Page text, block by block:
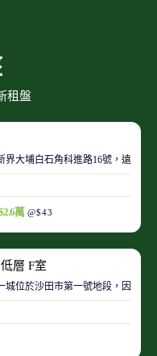
租盤
界大埔白石角科進路16號，遠離
萬 @$43
層 F室
城位於沙田市第一號地段，因此